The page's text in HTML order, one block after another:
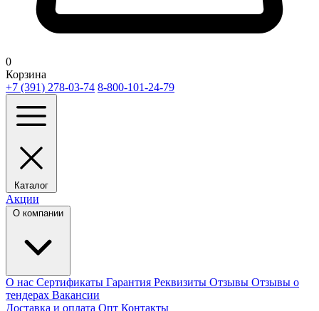
0
Корзина
+7 (391) 278-03-74 8-800-101-24-79
Каталог
Акции
О компании
О нас Сертификаты Гарантия Реквизиты Отзывы Отзывы о
тендерах Вакансии
Доставка и оплата Опт Контакты